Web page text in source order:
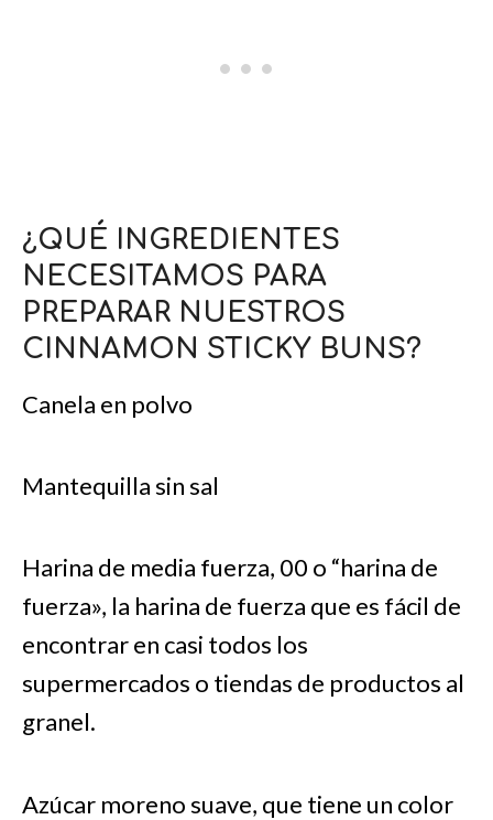
¿QUÉ INGREDIENTES
NECESITAMOS PARA
PREPARAR NUESTROS
CINNAMON STICKY BUNS?
Canela en polvo
Mantequilla sin sal
Harina de media fuerza, 00 o “harina de
fuerza», la harina de fuerza que es fácil de
encontrar en casi todos los
supermercados o tiendas de productos al
granel.
Azúcar moreno suave, que tiene un color